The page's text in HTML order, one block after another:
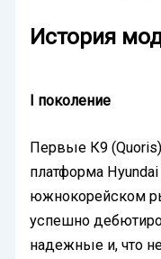
История
І поколение
Первые К9
платформа
южнокорейском
успешно
надежные и, что